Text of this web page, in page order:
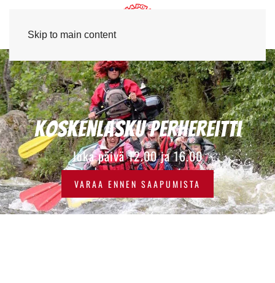
Skip to main content
Koskenlasku perhereitti
Joka päivä 12.00 ja 16.00
VARAA ENNEN SAAPUMISTA
Koskenlasku Pitkä-Reitti K-
18
Joka päivä 15.30
VARAA ENNEN SAAPUMISTA